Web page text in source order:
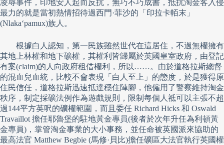
凌辱事件，印地安人起而反抗，無巧不巧成書，抵抗淘金客入侵
最力的就是當初熱情招待過西門·菲沙的「印拉卡帞末」
(Nlaka‘pamux)族人。
根據白人認知，第一民族雖然世代在這居住，不過無權擁有
其地上林權和地下礦權，其權利皆歸屬於英國皇室政府，由登記
有案(claim)的人向政府租借權利，所以……。由於道格拉斯總督
的混血兒血統，比較不會表現「白人至上」的態度，於是獲得原
住民信任，道格拉斯迅速抵達穩住陣腳，他僱用了警察維持淘金
秩序，制定採礦法例作為遊戲規則，限制每個人祗可以主張不超
過144平方英呎的礦權範圍，而且委任 Richard Hicks 和 Oswald
Travaillot 擔任耶魯堡的駐地黃金專員(後者於次年升任為利頓黃
金專員)，掌管淘金事業的大小事務，並任命被英國派來協助的
最高法官 Matthew Begbie (馬修·貝比)擔任礦區大法官執行英國權